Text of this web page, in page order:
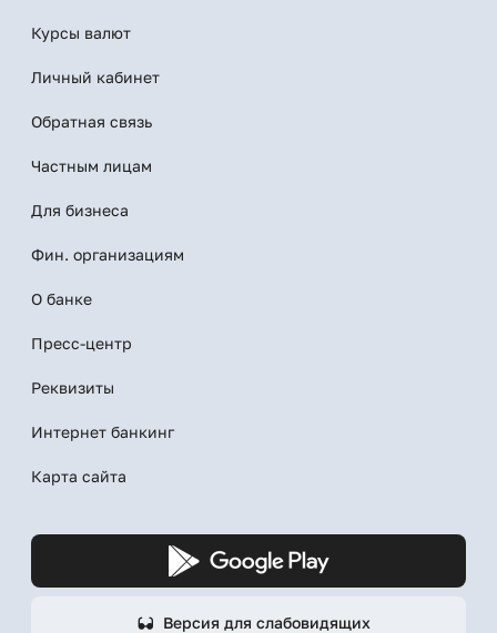
Курсы валют
Личный кабинет
Обратная связь
Частным лицам
Для бизнеса
Фин. организациям
О банке
Пресс-центр
Реквизиты
Интернет банкинг
Карта сайта
Версия для слабовидящих